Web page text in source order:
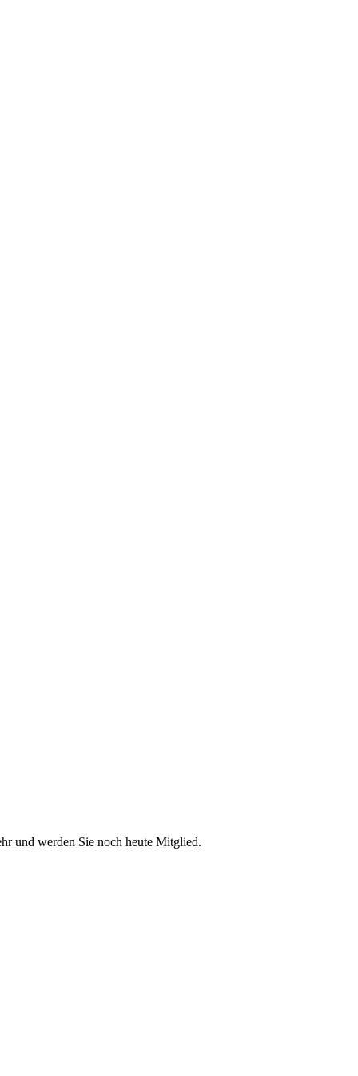
und werden Sie noch heute Mitglied.